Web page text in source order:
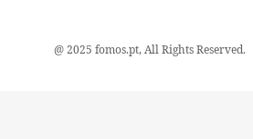
@ 2025 fomos.pt, All Rights Reserved.